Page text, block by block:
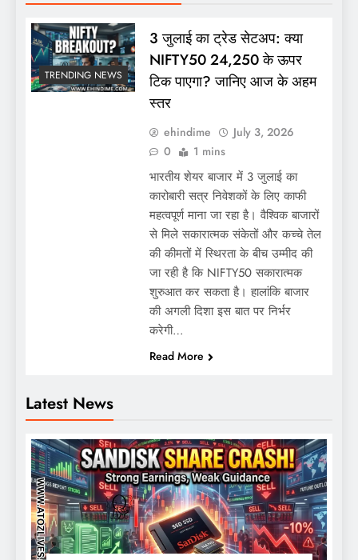
Latest News
TRENDING NEWS
3 जुलाई का ट्रेड सेटअप: क्या
NIFTY50 24,250 के ऊपर
टिक पाएगा? जानिए आज के अहम
स्तर
ehindime
July 3, 2026
0
1 mins
भारतीय शेयर बाजार में 3 जुलाई का
कारोबारी सत्र निवेशकों के लिए काफी
महत्वपूर्ण माना जा रहा है। वैश्विक बाजारों
से मिले सकारात्मक संकेतों और कच्चे तेल
की कीमतों में स्थिरता के बीच उम्मीद की
जा रही है कि NIFTY50 सकारात्मक
शुरुआत कर सकता है। हालांकि बाजार
की अगली दिशा इस बात पर निर्भर
करेगी…
Read More